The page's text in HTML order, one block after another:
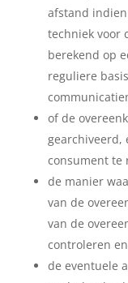
afstand
techniek voor
berekend op
reguliere
of de
gearchiveerd,
consument te
de manier
van de
van de
controleren
de eventuele